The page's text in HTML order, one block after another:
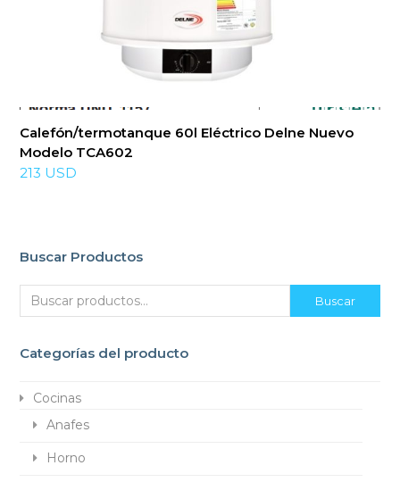
Calefón/termotanque 60l Eléctrico Delne Nuevo
Modelo TCA602
213 USD
Buscar Productos
Buscar
Categorías del producto
Cocinas
Anafes
Horno